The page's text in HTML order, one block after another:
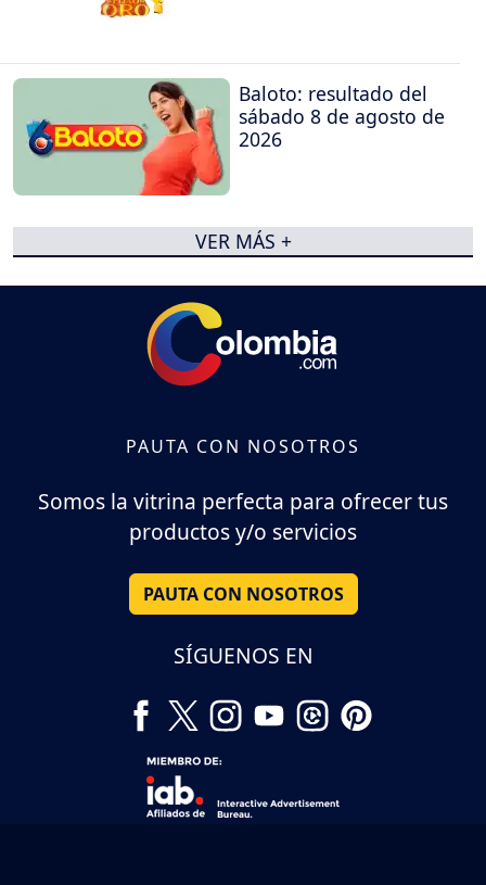
Baloto: resultado del
sábado 8 de agosto de
2026
VER MÁS +
PAUTA CON NOSOTROS
Somos la vitrina perfecta para ofrecer tus
productos y/o servicios
PAUTA CON NOSOTROS
SÍGUENOS EN